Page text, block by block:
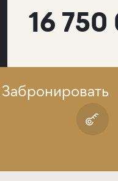
16
Забронировать